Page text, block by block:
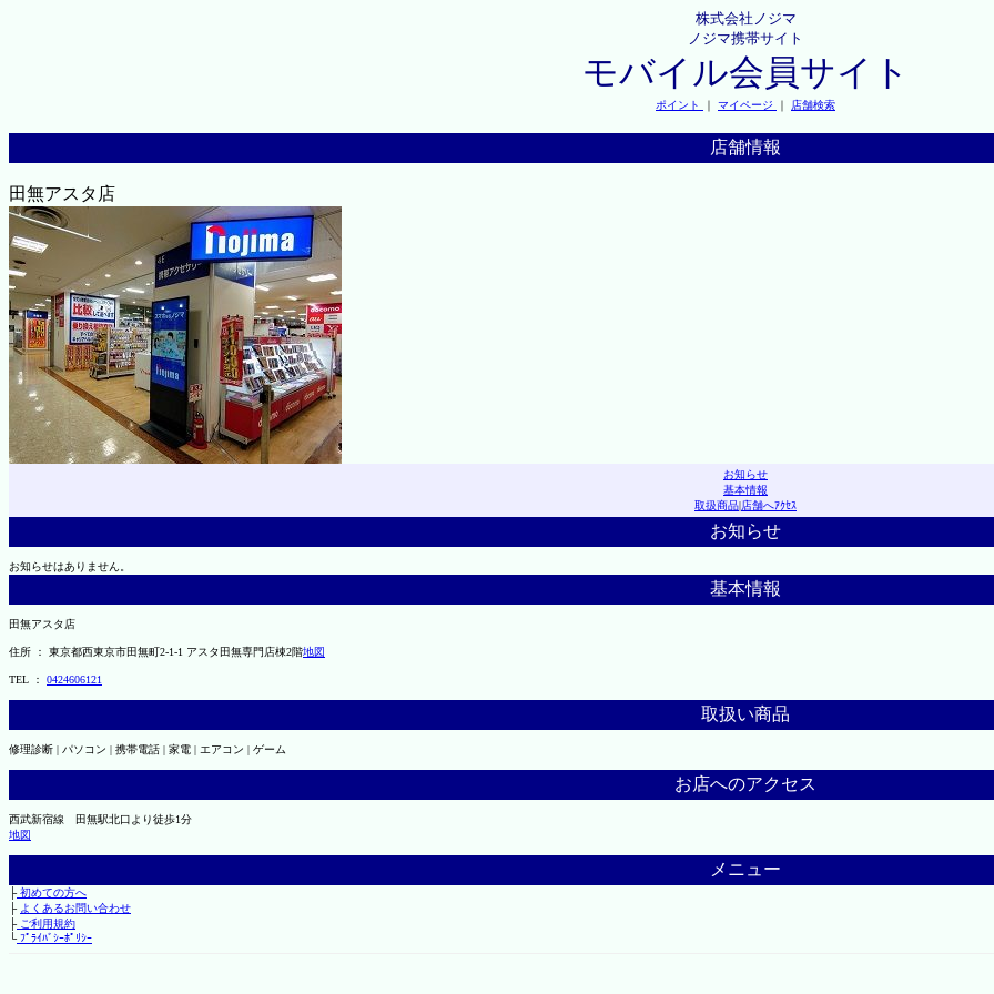
株式会社ノジマ
ノジマ携帯サイト
モバイル会員サイト
ポイント ｜ マイページ ｜ 店舗検索
店舗情報
田無アスタ店
お知らせ
基本情報
取扱商品|店舗へｱｸｾｽ
お知らせ
お知らせはありません。
基本情報
田無アスタ店
住所 ： 東京都西東京市田無町2-1-1 アスタ田無専門店棟2階地図
TEL ： 0424606121
取扱い商品
修理診断 | パソコン | 携帯電話 | 家電 | エアコン | ゲーム
お店へのアクセス
西武新宿線 田無駅北口より徒歩1分
地図
メニュー
├初めての方へ
├ よくあるお問い合わせ
├ご利用規約
└ﾌﾟﾗｲﾊﾞｼｰﾎﾟﾘｼｰ